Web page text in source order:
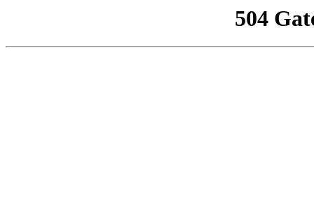
504